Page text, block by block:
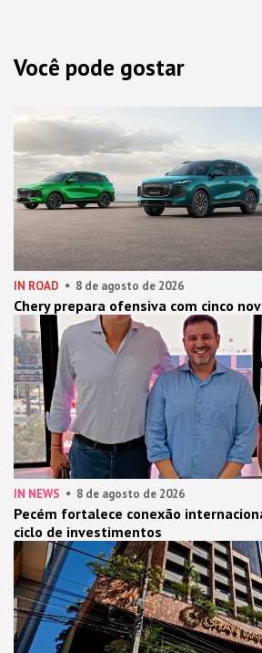
Você pode gostar
IN ROAD 8 de agosto de 2026
Chery prepara ofensiva com cinco
IN NEWS 8 de agosto de 2026
Pecém fortalece conexão
ciclo de investimentos